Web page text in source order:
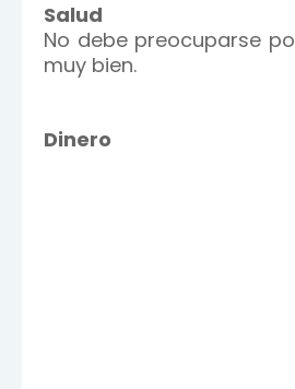
Salud
No debe preocuparse
muy bien.
Dinero